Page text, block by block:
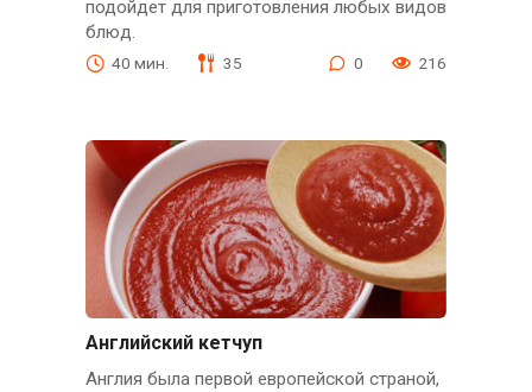
подойдет для приготовления любых видов
блюд.
40 мин. 35 0 216
Английский кетчуп
Англия была первой европейской страной,